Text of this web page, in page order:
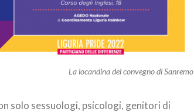
La locandina del convegno di Sanremo
solo sessuologi, psicologi, genitori di